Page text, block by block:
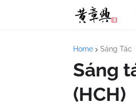
Home Sáng Tác
Sáng
(HCH)